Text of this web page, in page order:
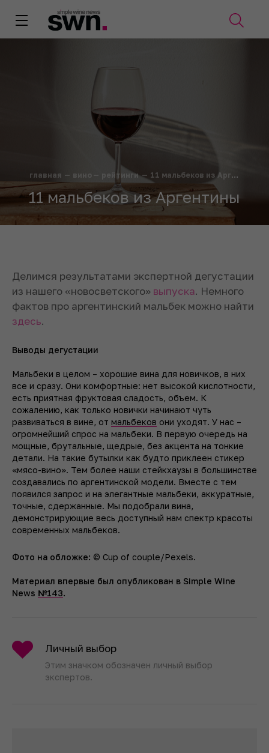
главная — вино — рейтинги — 11 мальбеков из Аргентины
11 мальбеков из Аргентины
Делимся результатами экспертной дегустации
из нашего «новосветского» выпуска. Немного
фактов про аргентинский мальбек можно найти
здесь.
Выводы дегустации
Мальбеки в целом – хорошие вина для новичков, в них
все и сразу. Они комфортные: нет высокой кислотности,
есть приятная фруктовая сладость, объем. К
сожалению, как только новички начинают чуть
развиваться в вине, от мальбеков они уходят. У нас –
огромнейший спрос на мальбеки. В первую очередь на
мощные, брутальные, щедрые, без акцента на тонкие
детали. На такие бутылки как будто приклеен стикер
«мясо-вино». Тем более наши стейкхаузы в большинстве
создавались по аргентинской модели. Вместе с тем
появился запрос и на элегантные мальбеки, аккуратные,
точные, сдержанные. Мы подобрали вина,
демонстрирующие весь доступный нам спектр красоты
современных мальбеков.
Фото на обложке: © Cup of couple/Pexels.
Материал впервые был опубликован в Simple Wine
News №143.
Личный выбор
Этим значком обозначен личный выбор
экспертов.